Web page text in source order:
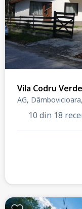
Vila Codru Verde
AG,
10 din 18